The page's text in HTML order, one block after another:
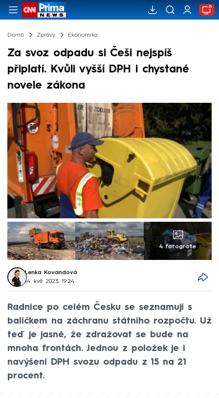
Domů Zprávy Ekonomika
Za svoz odpadu si Češi nejspíš
připlatí. Kvůli vyšší DPH i chystané
novele zákona
4 fotografie
Lenka Kovandová
14. kvě 2023, 19:24
Radnice po celém Česku se seznamují s
balíčkem na záchranu státního rozpočtu. Už
teď je jasné, že zdražovat se bude na
mnoha frontách. Jednou z položek je i
navýšení DPH svozu odpadu z 15 na 21
procent.